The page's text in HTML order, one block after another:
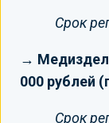
Срок
→
000 рублей
Срок